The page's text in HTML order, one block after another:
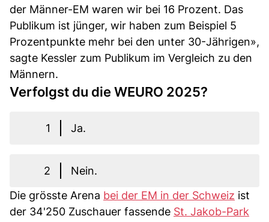
der Männer-EM waren wir bei 16 Prozent. Das
Publikum ist jünger, wir haben zum Beispiel 5
Prozentpunkte mehr bei den unter 30-Jährigen»,
sagte Kessler zum Publikum im Vergleich zu den
Männern.
Verfolgst du die WEURO 2025?
1 Ja.
2
Nein.
Die grösste Arena bei der EM in der Schweiz ist
der 34'250 Zuschauer fassende St. Jakob-Park